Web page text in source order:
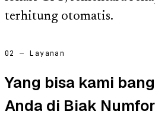
terhitung otomatis.
02 — Layanan
Yang bisa kami
Anda di Biak Numfor